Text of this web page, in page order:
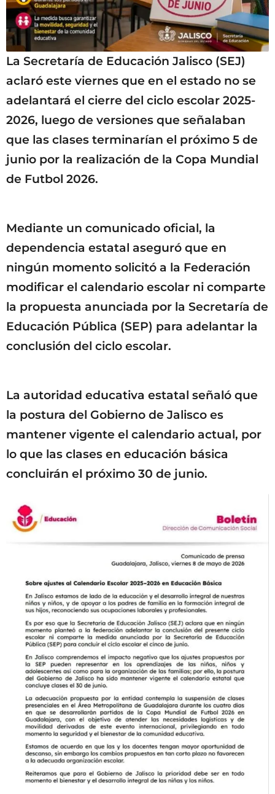
La Secretaría de Educación Jalisco (SEJ)
aclaró este viernes que en el estado no se
adelantará el cierre del ciclo escolar 2025-
2026, luego de versiones que señalaban
que las clases terminarían el próximo 5 de
junio por la realización de la Copa Mundial
de Futbol 2026.
Mediante un comunicado oficial, la
dependencia estatal aseguró que en
ningún momento solicitó a la Federación
modificar el calendario escolar ni comparte
la propuesta anunciada por la Secretaría de
Educación Pública (SEP) para adelantar la
conclusión del ciclo escolar.
La autoridad educativa estatal señaló que
la postura del Gobierno de Jalisco es
mantener vigente el calendario actual, por
lo que las clases en educación básica
concluirán el próximo 30 de junio.